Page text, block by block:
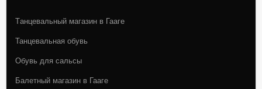
Tанцевальный магазин в Гааге
Танцевальная обувь
Обувь для сальсы
Балетный магазин в Гааге